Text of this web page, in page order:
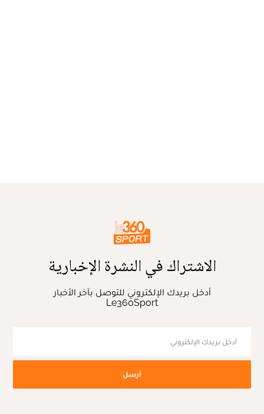
الاشتراك في النشرة الإخبارية
أدخل بريدك الإلكتروني للتوصل بآخر الأخبار
Le360Sport
أرسل